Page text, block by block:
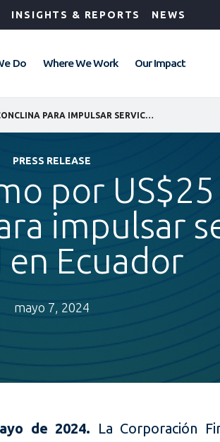
INSIGHTS & REPORTS NEWS
Do Where We Work Our Impact
PRESS RELEASE
por
impulsar
en Ecuador
mayo 7, 2024
de 2024. La Corporación